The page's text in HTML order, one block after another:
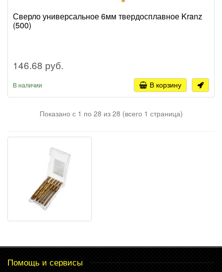
Сверло универсальное 6мм твердосплавное Kranz
(500)
146.68 руб.
В наличии В корзину
Показано с 1 по 28 из 28 (всего 1 страница)
Помощь и сервисы